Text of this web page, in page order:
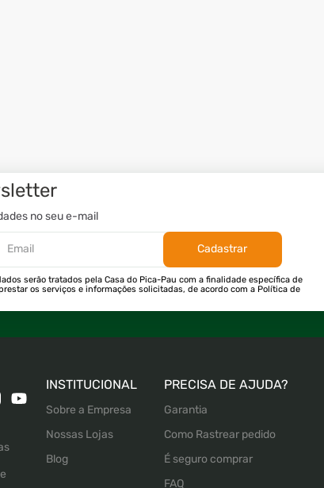
no seu e-mail
Cadastrar
serão tratados pela Casa do Pica-Pau com a finalidade específica de
os serviços e informações solicitadas, de acordo com a Política de
INSTITUCIONAL
Sobre a Empresa
Nossas Lojas
Blog
PRECISA DE AJUDA?
Garantia
Como Rastrear pedido
É seguro comprar
FAQ